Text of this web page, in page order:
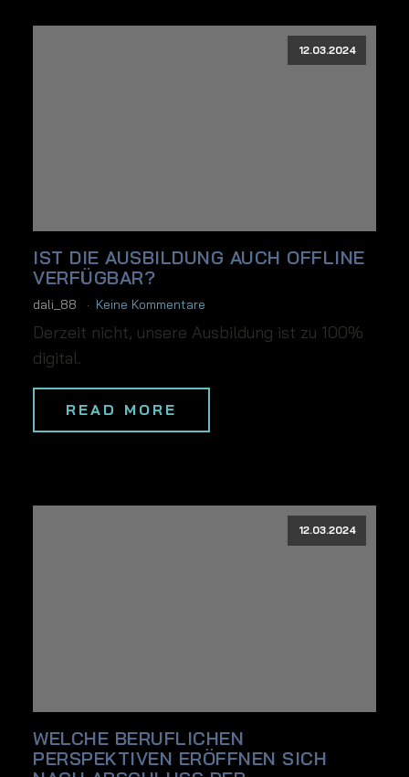
12.03.2024
IST DIE AUSBILDUNG AUCH OFFLINE
VERFÜGBAR?
dali_88 Keine Kommentare
Derzeit nicht, unsere Ausbildung ist zu 100%
digital.
READ MORE
12.03.2024
WELCHE BERUFLICHEN
PERSPEKTIVEN ERÖFFNEN SICH